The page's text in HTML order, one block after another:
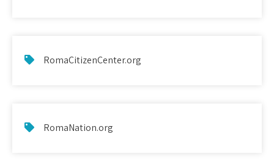
RomaCitizenCenter.org
RomaNation.org